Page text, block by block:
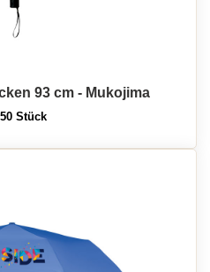
93 cm - Mukojima
Stück